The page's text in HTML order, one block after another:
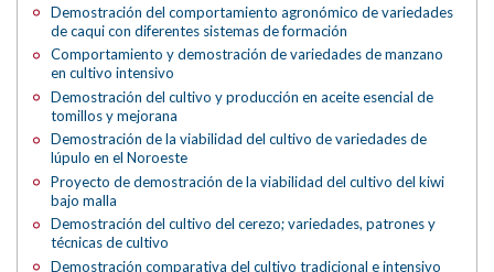
Demostración del comportamiento agronómico de variedades
de caqui con diferentes sistemas de formación
Comportamiento y demostración de variedades de manzano
en cultivo intensivo
Demostración del cultivo y producción en aceite esencial de
tomillos y mejorana
Demostración de la viabilidad del cultivo de variedades de
lúpulo en el Noroeste
Proyecto de demostración de la viabilidad del cultivo del kiwi
bajo malla
Demostración del cultivo del cerezo; variedades, patrones y
técnicas de cultivo
Demostración comparativa del cultivo tradicional e intensivo